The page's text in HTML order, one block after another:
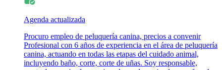
Agenda actualizada
Procuro empleo de peluquería canina, precios a convenir
Profesional con 6 años de experiencia en el área de peluquería
canina, actuando en todas las etapas del cuidado animal,
incluyendo baño, corte, corte de uñas. Soy responsable,